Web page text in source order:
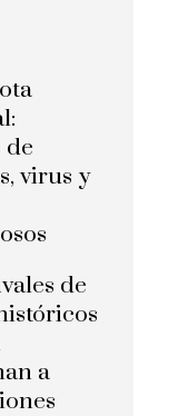
virus y
de
a